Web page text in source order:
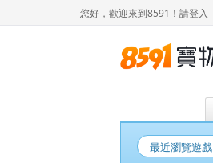
您好，歡迎來到8591！ 請登入
最近瀏覽遊戲